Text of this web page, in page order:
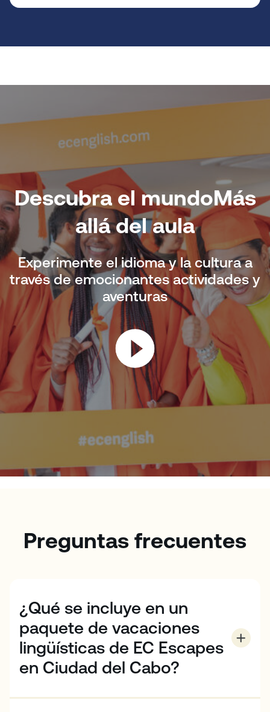
Descubra el mundoMás
allá del aula
Experimente el idioma y la cultura a
través de emocionantes actividades y
aventuras
Preguntas frecuentes
¿Qué se incluye en un
paquete de vacaciones
lingüísticas de EC Escapes
en Ciudad del Cabo?